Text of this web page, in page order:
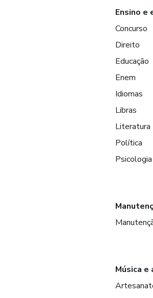
Ensino e
Concurso
Direito
Educação
Enem
Idiomas
Libras
Literatura
Política
Psicologia
Música e